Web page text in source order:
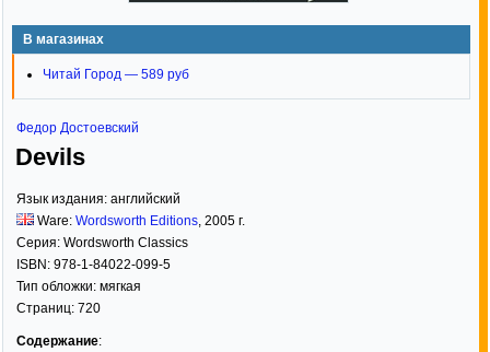
В магазинах
Читай Город — 589 руб
Федор Достоевский
Devils
Язык издания: английский
Ware: Wordsworth Editions 2005 г.
Серия: Wordsworth Classics
ISBN: 978-1-84022-099-5
Тип обложки: мягкая
Страниц: 720
Содержание: